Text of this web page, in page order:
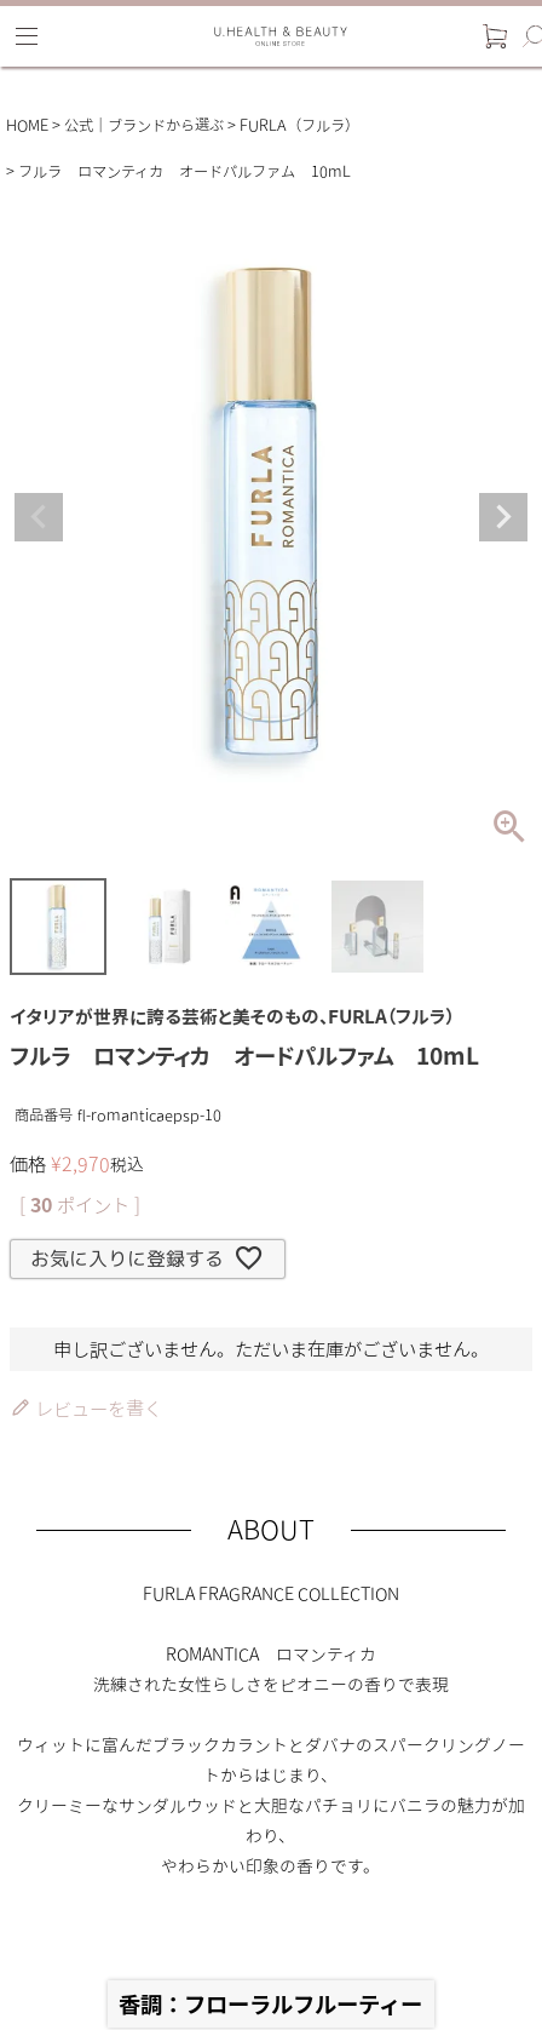
HOME 公式｜ブランドから選ぶ FURLA（フルラ）
フルラ ロマンティカ オードパルファム 10mL
イタリアが世界に誇る芸術と美そのもの、FURLA（フルラ）
フルラ ロマンティカ オードパルファム 10mL
商品番号 fl-romanticaepsp-10
価格 ¥2,970税込
[ 30 ポイント ]
お気に入りに登録する
申し訳ございません。ただいま在庫がございません。
レビューを書く
ABOUT
FURLA FRAGRANCE COLLECTION
ROMANTICA ロマンティカ
洗練された女性らしさをピオニーの香りで表現
ウィットに富んだブラックカラントとダバナのスパークリングノー
トからはじまり、
クリーミーなサンダルウッドと大胆なパチョリにバニラの魅力が加
わり、
やわらかい印象の香りです。
香調：フローラルフルーティー